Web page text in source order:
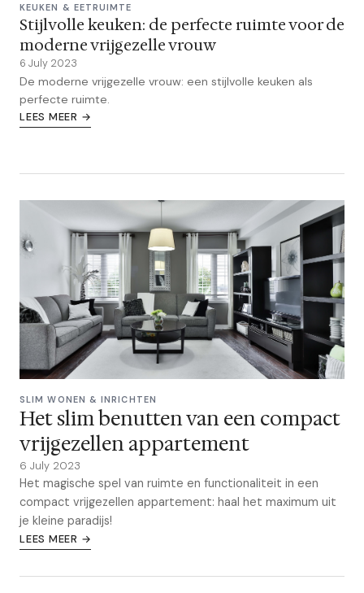
KEUKEN & EETRUIMTE
Stijlvolle keuken: de perfecte ruimte voor de
moderne vrijgezelle vrouw
6 July 2023
De moderne vrijgezelle vrouw: een stijlvolle keuken als
perfecte ruimte.
LEES MEER →
SLIM WONEN & INRICHTEN
Het slim benutten van een compact
vrijgezellen appartement
6 July 2023
Het magische spel van ruimte en functionaliteit in een
compact vrijgezellen appartement: haal het maximum uit
je kleine paradijs!
LEES MEER →